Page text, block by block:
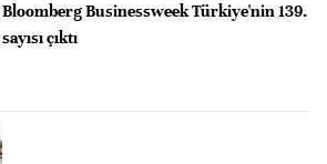
Bloomberg Businessweek Türkiye'nin 139.
sayısı çıktı